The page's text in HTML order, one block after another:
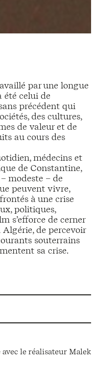
par une longue
été celui de
précédent qui
des cultures,
de valeur et de
au cours des
médecins et
de Constantine,
modeste – de
peuvent vivre,
à une crise
politiques,
s’efforce de cerner
de percevoir
souterrains
sa crise.
le réalisateur Malek